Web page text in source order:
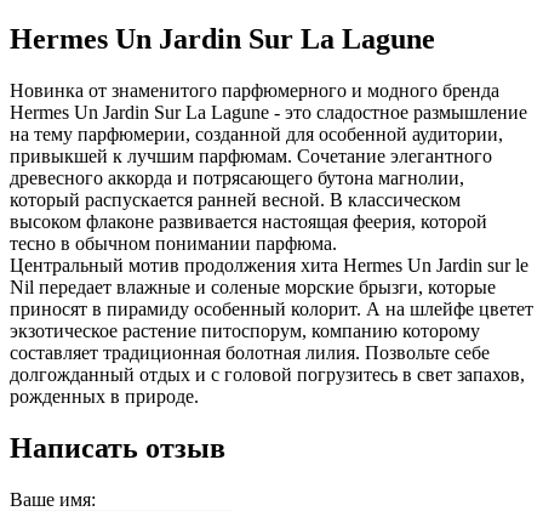
Hermes Un Jardin Sur La Lagune
Новинка от знаменитого парфюмерного и модного бренда
Hermes Un Jardin Sur La Lagune - это сладостное размышление
на тему парфюмерии, созданной для особенной аудитории,
привыкшей к лучшим парфюмам. Сочетание элегантного
древесного аккорда и потрясающего бутона магнолии,
который распускается ранней весной. В классическом
высоком флаконе развивается настоящая феерия, которой
тесно в обычном понимании парфюма.
Центральный мотив продолжения хита Hermes Un Jardin sur le
Nil передает влажные и соленые морские брызги, которые
приносят в пирамиду особенный колорит. А на шлейфе цветет
экзотическое растение питоспорум, компанию которому
составляет традиционная болотная лилия. Позвольте себе
долгожданный отдых и с головой погрузитесь в свет запахов,
рожденных в природе.
Написать отзыв
Ваше имя: